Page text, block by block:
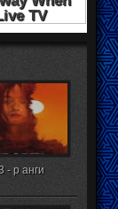
- р анги